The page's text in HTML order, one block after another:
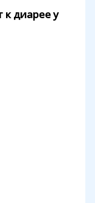
к диарее у